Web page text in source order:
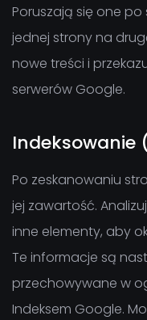
Poruszają się one
jednej strony na
nowe treści i
serwerów Google.
Indeksowanie
Po zeskanowaniu
jej zawartość.
inne elementy, aby
Te informacje są
przechowywane w
Indeksem Google.